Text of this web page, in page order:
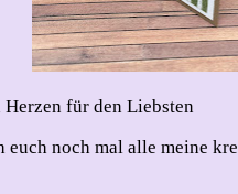
für den Liebsten
euch noch mal alle meine